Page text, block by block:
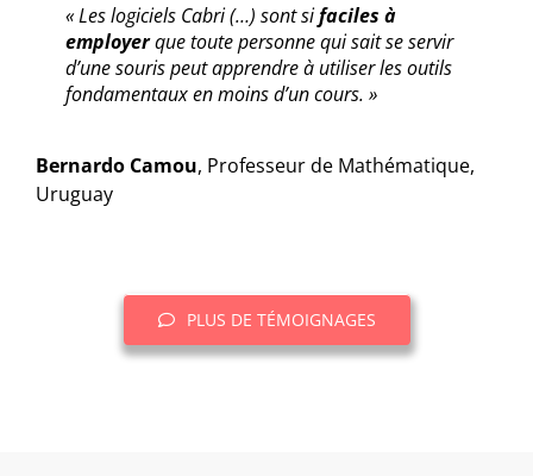
« Les logiciels Cabri (…) sont sifaciles à
employerque toute personne qui sait se servir
d’une souris peut apprendre à utiliser les outils
fondamentaux en moins d’un cours. »
Bernardo Camou, Professeur de Mathématique,
Uruguay
PLUS DE TÉMOIGNAGES